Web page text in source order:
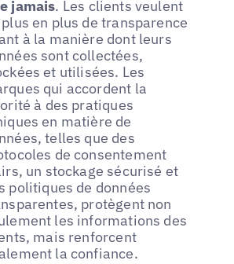
jamais. Les clients veulent
plus en plus de transparence
à la manière dont leurs
sont collectées,
et utilisées. Les
qui accordent la
à des pratiques
en matière de
telles que des
de consentement
un stockage sécurisé et
politiques de données
protègent non
les informations des
mais renforcent
la confiance.